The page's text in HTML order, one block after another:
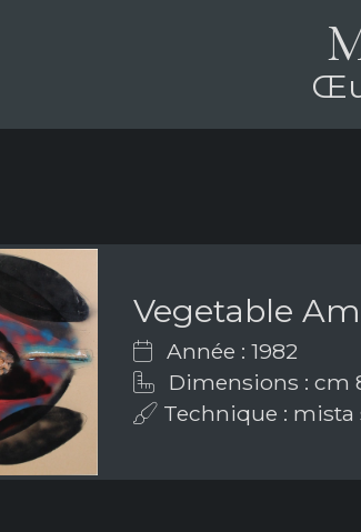
Vegetable
Année : 1982
Dimensions : cm
Technique : mista